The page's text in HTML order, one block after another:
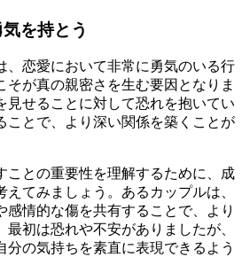
を持とう
、恋愛において非常に勇気のいる行
そが真の親密さを生む要因となりま
見せることに対して恐れを抱いてい
ことで、より深い関係を築くことが
ことの重要性を理解するために、成
てみましょう。あるカップルは、
感情的な傷を共有することで、より
初は恐れや不安がありましたが、
分の気持ちを素直に表現できるよう